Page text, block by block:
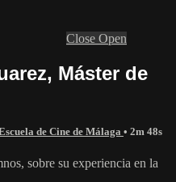
Close Open
Máster de
de Cine de Málaga • 2m 48s
sobre su experiencia en la